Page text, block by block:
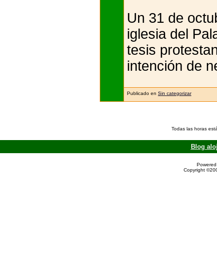
Un 31 de
iglesia del
tesis
intención de
Publicado en Sin categorizar
Todas las horas
Blog
Copyright